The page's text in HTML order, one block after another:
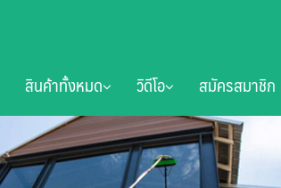
สินค้าทั้งหมด วิดีโอ สมัครสมาชิก